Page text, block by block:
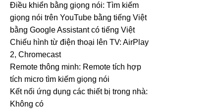
Điều khiển bằng giọng nói: Tìm kiếm
giọng nói trên YouTube bằng tiếng Việt
bằng Google Assistant có tiếng Việt
Chiếu hình từ điện thoại lên TV: AirPlay
2, Chromecast
Remote thông minh: Remote tích hợp
tích micro tìm kiếm giọng nói
Kết nối ứng dụng các thiết bị trong nhà:
Không có